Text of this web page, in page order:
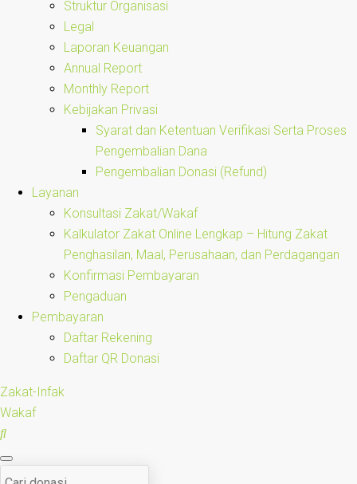
Struktur Organisasi
Legal
Laporan Keuangan
Annual Report
Monthly Report
Kebijakan Privasi
Syarat dan Ketentuan Verifikasi Serta Proses
Pengembalian Dana
Pengembalian Donasi (Refund)
Layanan
Konsultasi Zakat/Wakaf
Kalkulator Zakat Online Lengkap – Hitung Zakat
Penghasilan, Maal, Perusahaan, dan Perdagangan
Konfirmasi Pembayaran
Pengaduan
Pembayaran
Daftar Rekening
Daftar QR Donasi
Zakat-Infak
Wakaf